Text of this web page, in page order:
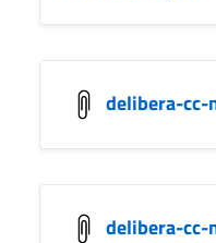
delibera-
delibera-